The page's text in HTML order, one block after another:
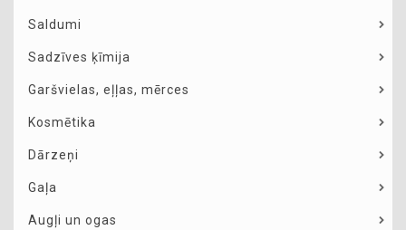
Saldumi
Sadzīves ķīmija
Garšvielas, eļļas, mērces
Kosmētika
Dārzeņi
Gaļa
Augļi un ogas